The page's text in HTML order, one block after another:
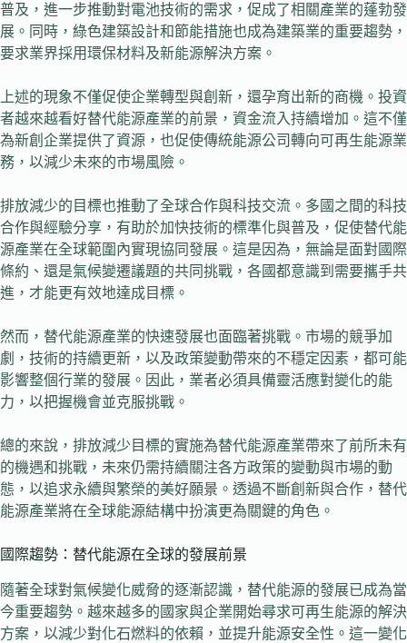
普及，進一步推動對電池技術的需求，促成了相關產業的蓬勃發
展。同時，綠色建築設計和節能措施也成為建築業的重要趨勢，
要求業界採用環保材料及新能源解決方案。
上述的現象不僅促使企業轉型與創新，還孕育出新的商機。投資
者越來越看好替代能源產業的前景，資金流入持續增加。這不僅
為新創企業提供了資源，也促使傳統能源公司轉向可再生能源業
務，以減少未來的市場風險。
排放減少的目標也推動了全球合作與科技交流。多國之間的科技
合作與經驗分享，有助於加快技術的標準化與普及，促使替代能
源產業在全球範圍內實現協同發展。這是因為，無論是面對國際
條約、還是氣候變遷議題的共同挑戰，各國都意識到需要攜手共
進，才能更有效地達成目標。
然而，替代能源產業的快速發展也面臨著挑戰。市場的競爭加
劇，技術的持續更新，以及政策變動帶來的不穩定因素，都可能
影響整個行業的發展。因此，業者必須具備靈活應對變化的能
力，以把握機會並克服挑戰。
總的來說，排放減少目標的實施為替代能源產業帶來了前所未有
的機遇和挑戰，未來仍需持續關注各方政策的變動與市場的動
態，以追求永續與繁榮的美好願景。透過不斷創新與合作，替代
能源產業將在全球能源結構中扮演更為關鍵的角色。
國際趨勢：替代能源在全球的發展前景
隨著全球對氣候變化威脅的逐漸認識，替代能源的發展已成為當
今重要趨勢。越來越多的國家與企業開始尋求可再生能源的解決
方案，以減少對化石燃料的依賴，並提升能源安全性。這一變化